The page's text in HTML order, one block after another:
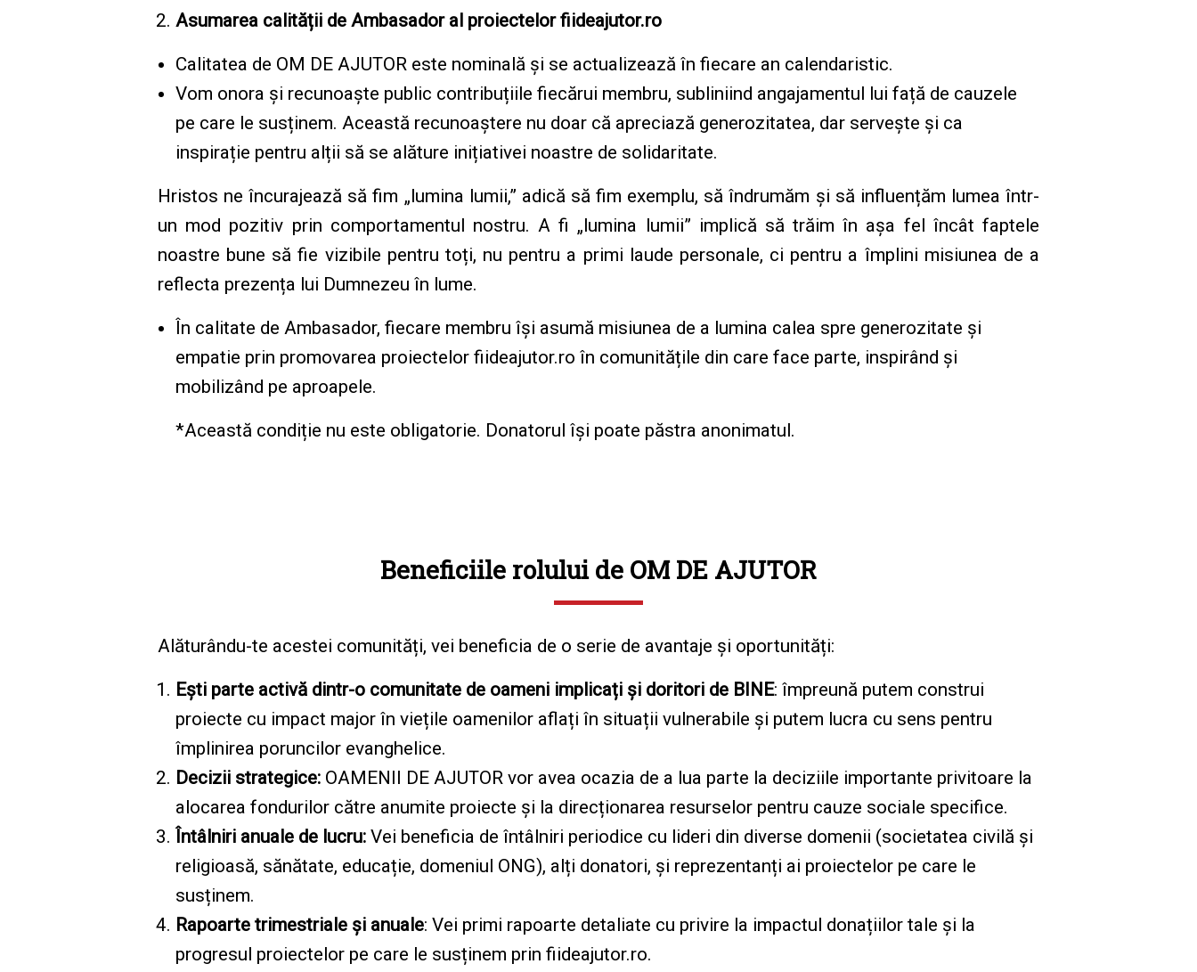
Asumarea calității de Ambasador al proiectelor fiideajutor.ro
Calitatea de OM DE AJUTOR este nominală și se actualizează în fiecare an calendaristic.
Vom onora și recunoaște public contribuțiile fiecărui membru, subliniind angajamentul lui față de cauzele
pe care le susținem. Această recunoaștere nu doar că apreciază generozitatea, dar servește și ca
inspirație pentru alții să se alăture inițiativei noastre de solidaritate.
Hristos ne încurajează să fim „lumina lumii,” adică să fim exemplu, să îndrumăm și să influențăm lumea într-
un mod pozitiv prin comportamentul nostru. A fi „lumina lumii” implică să trăim în așa fel încât faptele
noastre bune să fie vizibile pentru toți, nu pentru a primi laude personale, ci pentru a împlini misiunea de a
reflecta prezența lui Dumnezeu în lume.
În calitate de Ambasador, fiecare membru își asumă misiunea de a lumina calea spre generozitate și
empatie prin promovarea proiectelor fiideajutor.ro în comunitățile din care face parte, inspirând și
mobilizând pe aproapele.
*Această condiție nu este obligatorie. Donatorul își poate păstra anonimatul.
Beneficiile rolului de OM DE AJUTOR
Alăturându-te acestei comunități, vei beneficia de o serie de avantaje și oportunități:
Ești parte activă dintr-o comunitate de oameni implicați și doritori de BINE: împreună putem construi
proiecte cu impact major în viețile oamenilor aflați în situații vulnerabile și putem lucra cu sens pentru
împlinirea poruncilor evanghelice.
Decizii strategice: OAMENII DE AJUTOR vor avea ocazia de a lua parte la deciziile importante privitoare la
alocarea fondurilor către anumite proiecte și la direcționarea resurselor pentru cauze sociale specifice.
Întâlniri anuale de lucru: Vei beneficia de întâlniri periodice cu lideri din diverse domenii (societatea civilă și
religioasă, sănătate, educație, domeniul ONG), alți donatori, și reprezentanți ai proiectelor pe care le
susținem.
Rapoarte trimestriale și anuale: Vei primi rapoarte detaliate cu privire la impactul donațiilor tale și la
progresul proiectelor pe care le susținem prin fiideajutor.ro.